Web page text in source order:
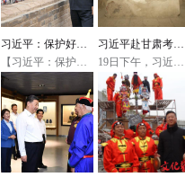
习近平：保护好中
华民族的象征
【习近平：保护好
中华民族的象征】
正在甘肃考察的习
近平总书记20日上
午来到嘉峪关关
城，察看关隘、建
筑布局和山川形
势，听取长城文物
遗产保护和历史文
化传承弘扬情况介
绍。习近平强调，
习近平赴甘肃考察
调研，首站来到敦
煌莫高窟
19日下午，习近平
总书记在敦煌研究
院同有关专家、学
者和文化单位代表
座谈时，甘肃省文
联原副主席苏孝林
汇报了《丝路花
雨》《大漠敦煌》
等大型文化作品的
创作和演出过程，
习近平详细询问演